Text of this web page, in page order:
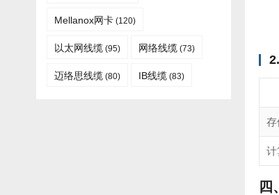
存
计
四
Mellanox网卡 (120)
以太网线缆 (95) 网络线缆 (73)
迈络思线缆 (80) IB线缆​ (83)